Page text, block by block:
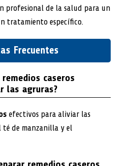
profesional de la salud para un
tratamiento específico.
Frecuentes
caseros
las agruras?
efectivos para aliviar las
té de manzanilla y el